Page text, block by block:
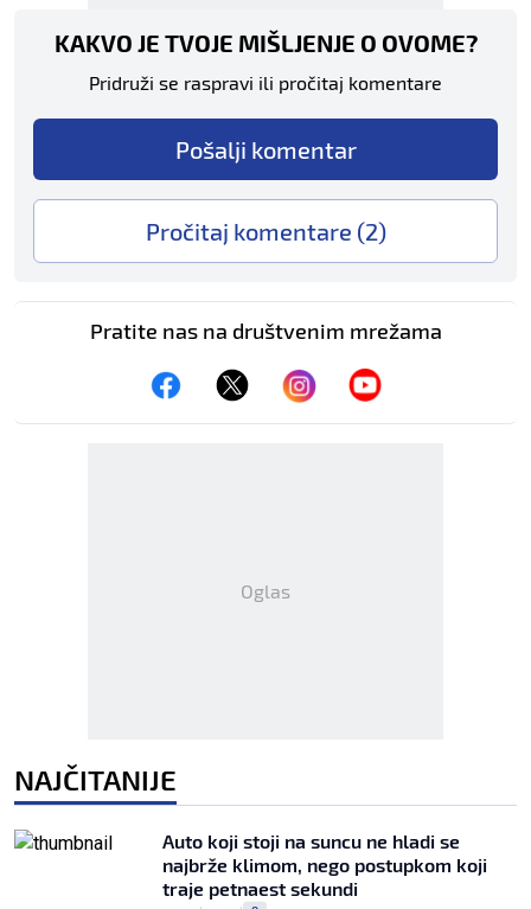
KAKVO JE TVOJE MIŠLJENJE O OVOME?
Pridruži se raspravi ili pročitaj komentare
Pošalji komentar
Pročitaj komentare (2)
Pratite nas na društvenim mrežama
Oglas
NAJČITANIJE
Auto koji stoji na suncu ne hladi se
najbrže klimom, nego postupkom koji
traje petnaest sekundi